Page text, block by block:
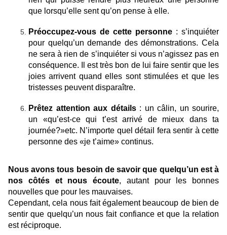
que lorsqu’elle sent qu’on pense à elle.
Préoccupez-vous de cette personne : s’inquiéter
pour quelqu’un demande des démonstrations. Cela
ne sera à rien de s’inquiéter si vous n’agissez pas en
conséquence. Il est très bon de lui faire sentir que les
joies arrivent quand elles sont stimulées et que les
tristesses peuvent disparaître.
Prêtez attention aux détails: un câlin, un sourire,
un «qu’est-ce qui t’est arrivé de mieux dans ta
journée?»etc. N’importe quel détail fera sentir à cette
personne des «je t’aime» continus.
Nous avons tous besoin de savoir que quelqu’un est à
nos côtés et nous écoute, autant pour les bonnes
nouvelles que pour les mauvaises.
Cependant, cela nous fait également beaucoup de bien de
sentir que quelqu’un nous fait confiance et que la relation
est réciproque.